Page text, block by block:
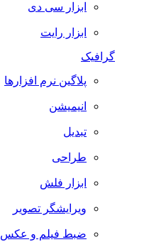
ابزار سی دی
ابزار رایت
گرافیک
پلاگین نرم افزارها
انیمیشن
تبدیل
طراحی
ابزار فلش
ویرایشگر تصویر
ضبط فيلم و عكس